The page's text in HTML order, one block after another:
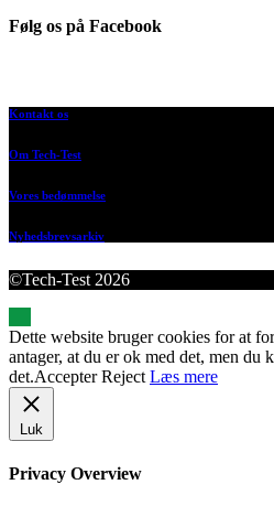
Følg os på Facebook
Kontakt os
Om Tech-Test
Vores bedømmelse
Nyhedsbrevsarkiv
©Tech-Test 2026
Dette website bruger cookies for at
antager, at du er ok med det, men du
det.Accepter Reject Læs mere
Luk
Privacy Overview